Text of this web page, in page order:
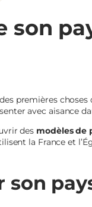
son
premières
avec aisance
des modèles de
la France et
son